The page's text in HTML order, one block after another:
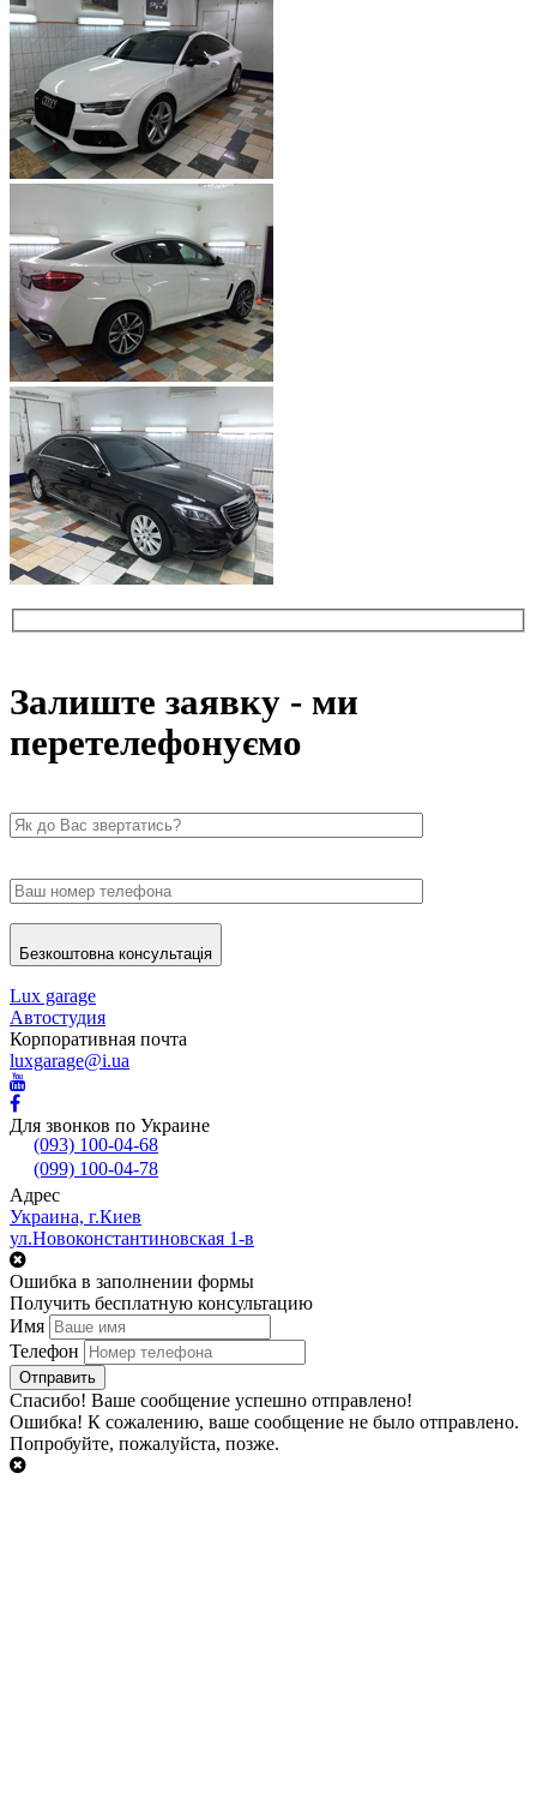
Залиште заявку - ми
перетелефонуємо
Безкоштовна консультація
Lux garage
Автостудия
Корпоративная почта
luxgarage@i.ua
Для звонков по Украине
(093) 100-04-68
(099) 100-04-78
Адрес
Украина, г.Киев
ул.Новоконстантиновская 1-в
Ошибка в заполнении формы
Получить бесплатную консультацию
Имя
Телефон
Cпасибо! Ваше сообщение успешно отправлено!
Ошибка! К сожалению, ваше сообщение не было отправлено.
Попробуйте, пожалуйста, позже.